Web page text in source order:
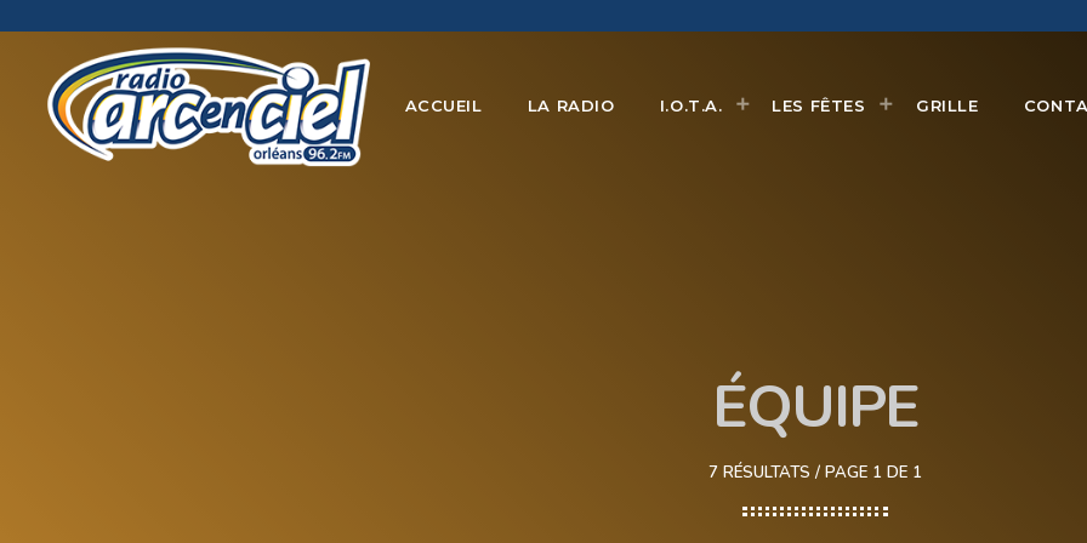
ACCUEIL LA RADIO I.O.T.A. LES FÊTES GRILLE
ÉQUIPE
7 RÉSULTATS / PAGE 1 DE 1